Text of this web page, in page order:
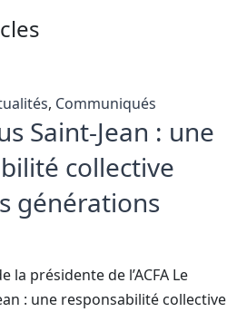
, Communiqués
Saint-Jean : une
collective
générations
la présidente de l’ACFA Le
: une responsabilité collective